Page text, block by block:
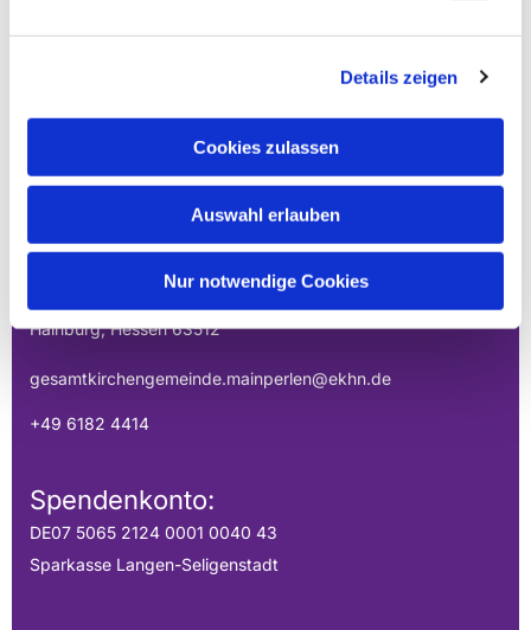
Details zeigen
Cookies zulassen
Auswahl erlauben
Nur notwendige Cookies
EVANGELISCHE
GESAMTKIRCHENGEMEINDE DER
MAINPERLEN
Hainburg, Hessen 63512
gesamtkirchengemeinde.mainperlen@ekhn.de
+49 6182 4414
Spendenkonto:
DE07 5065 2124 0001 0040 43
Sparkasse Langen-Seligenstadt